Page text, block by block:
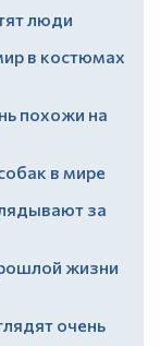
люди
в костюмах
похожи на
в мире
за
жизни
очень